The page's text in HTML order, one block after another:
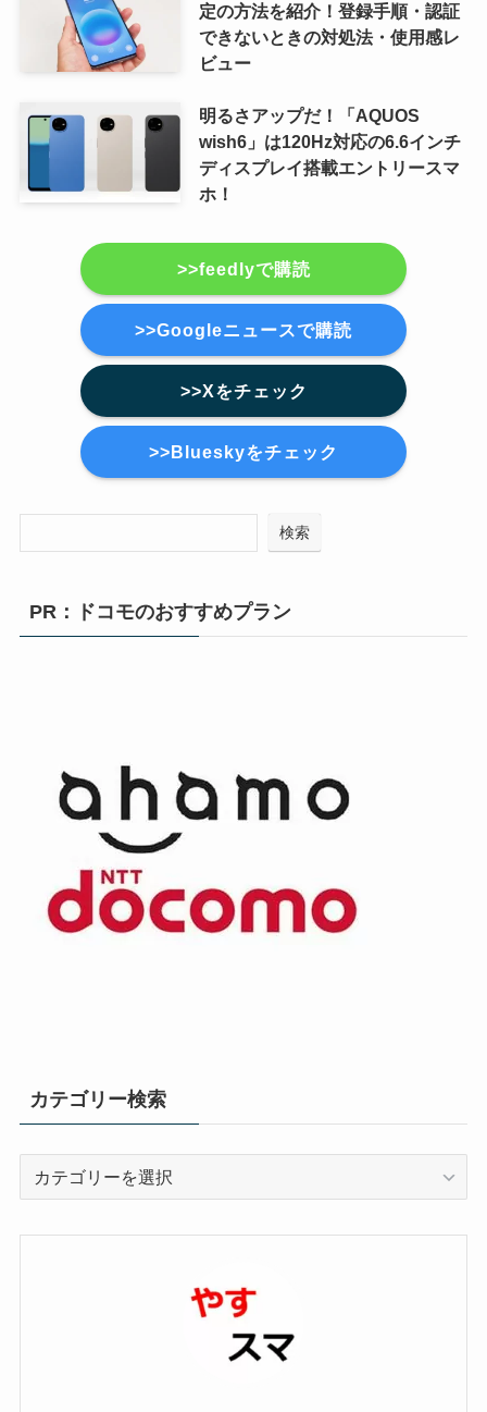
定の方法を紹介！登録手順・認証
できないときの対処法・使用感レ
ビュー
明るさアップだ！「AQUOS
wish6」は120Hz対応の6.6インチ
ディスプレイ搭載エントリースマ
ホ！
>>feedlyで購読
>>Googleニュースで購読
>>Xをチェック
>>Blueskyをチェック
検索
PR：ドコモのおすすめプラン
カテゴリー検索